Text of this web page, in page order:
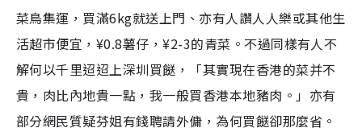
菜鳥集運，買滿6kg就送上門、亦有人讚人人樂或其他生
活超市便宜，¥0.8薯仔，¥2-3的青菜。不過同樣有人不
解何以千里迢迢上深圳買餸，「其實現在香港的菜并不
貴，肉比內地貴一點，我一般買香港本地豬肉。」亦有
部分網民質疑芬姐有錢聘請外傭，為何買餸卻那麼省。